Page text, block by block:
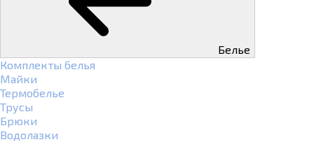
Белье
Комплекты белья
Майки
Термобелье
Трусы
Брюки
Водолазки